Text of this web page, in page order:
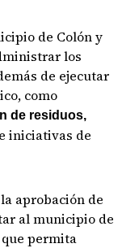
de Colón y
los
de ejecutar
como
de residuos,
e iniciativas de
aprobación de
al municipio de
permita